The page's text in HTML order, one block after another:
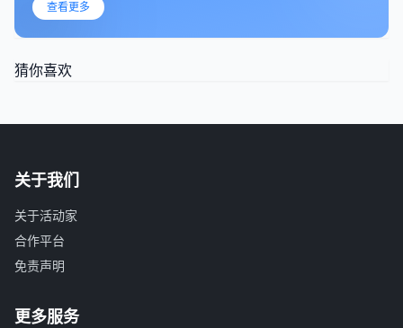
查看更多
猜你喜欢
关于我们
关于活动家
合作平台
免责声明
更多服务